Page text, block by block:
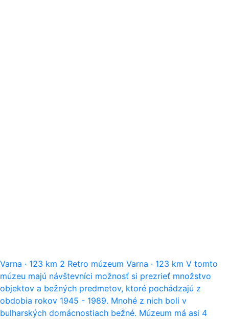
Varna · 123 km 2 Retro múzeum Varna · 123 km V tomto
múzeu majú návštevníci možnosť si prezrieť množstvo
objektov a bežných predmetov, ktoré pochádzajú z
obdobia rokov 1945 - 1989. Mnohé z nich boli v
bulharských domácnostiach bežné. Múzeum má asi 4